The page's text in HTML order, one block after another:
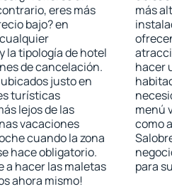
eres más
bajo? en
la tipología de hotel
de cancelación.
justo en
turísticas
lejos de las
vacaciones
cuando la zona
hace obligatorio.
a hacer las maletas
ahora mismo!
más
hacer
menú
como
para